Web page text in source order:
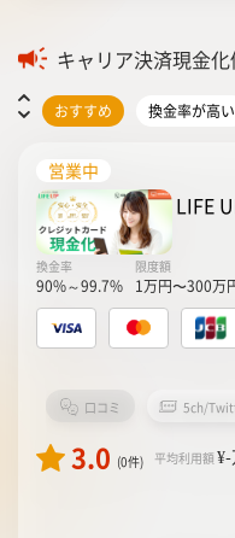
キャリア決済現金
おすすめ 換金率が高い
営業中
LIFE
換金率
90%～99.7%
限度額
1万円〜300万
口コミ 5ch/
3.0 (0件) 平均利用額 ¥-